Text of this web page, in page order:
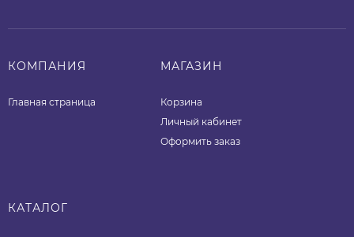
КОМПАНИЯ
Главная страница
МАГАЗИН
Корзина
Личный кабинет
Оформить заказ
КАТАЛОГ